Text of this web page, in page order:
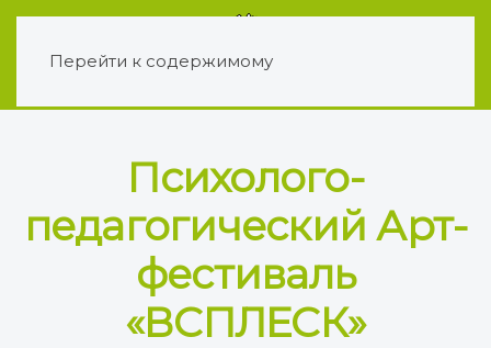
Перейти к содержимому
Психолого-
педагогический Арт-
фестиваль
«ВСПЛЕСК»